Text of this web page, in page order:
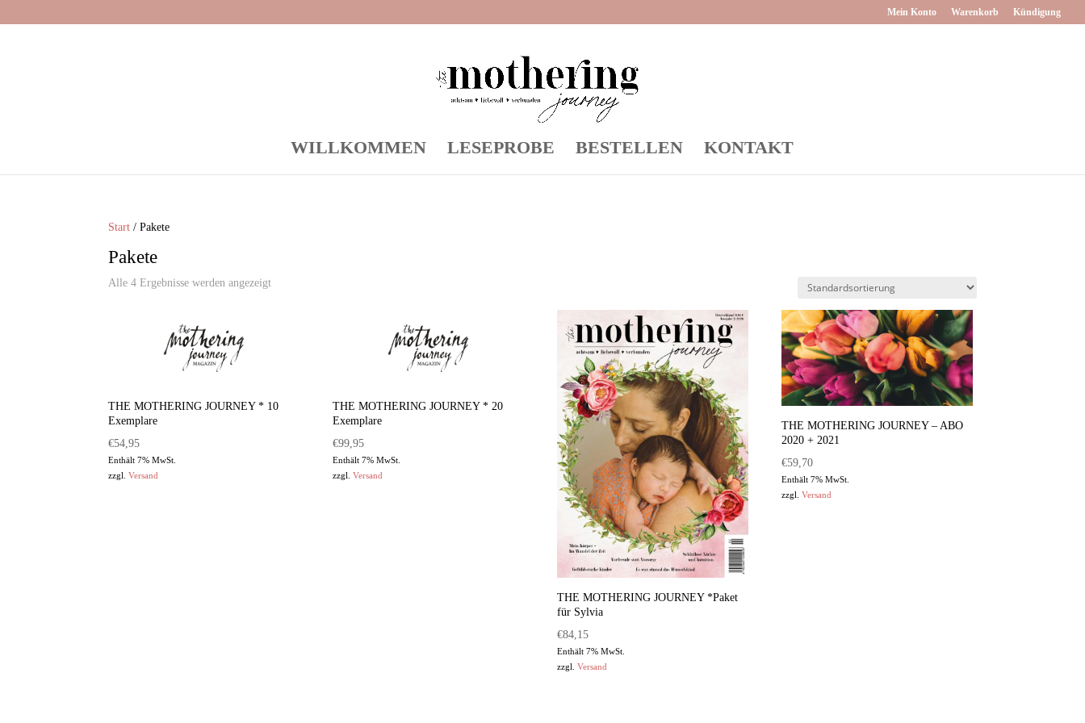
Mein Konto Warenkorb Kündigung
WILLKOMMEN LESEPROBE BESTELLEN KONTAKT
Start / Pakete
Pakete
Alle 4 Ergebnisse werden angezeigt
THE MOTHERING JOURNEY * 10
Exemplare
€54,95
Enthält 7% MwSt.
zzgl.Versand
THE MOTHERING JOURNEY * 20
Exemplare
€99,95
Enthält 7% MwSt.
zzgl.Versand
THE MOTHERING JOURNEY *Paket
für Sylvia
€84,15
Enthält 7% MwSt.
zzgl.Versand
THE MOTHERING JOURNEY – ABO
2020 + 2021
€59,70
Enthält 7% MwSt.
zzgl.Versand